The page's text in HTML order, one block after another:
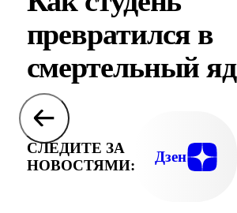
превратился в
смертельный яд
СЛЕДИТЕ ЗА
НОВОСТЯМИ:
Дзен